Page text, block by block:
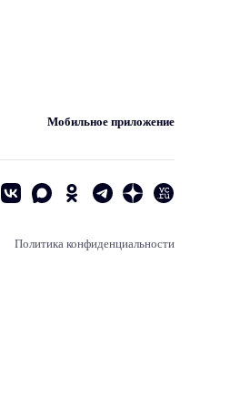
Мобильное приложение
Политика конфиденциальности